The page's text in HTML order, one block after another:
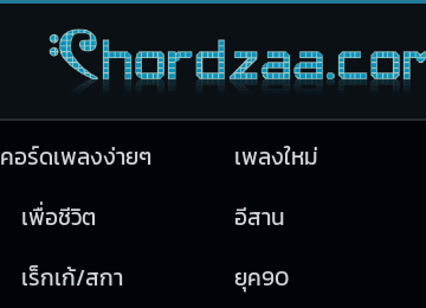
คอร์ดเพลงง่ายๆ เพลงใหม่
เพื่อชีวิต อีสาน
เร็กเก้/สกา ยุค90